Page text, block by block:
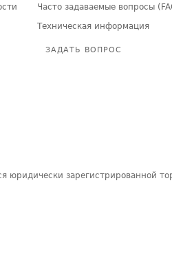
Часто задаваемые вопросы
Техническая информация
ЗАДАТЬ ВОПРОС
юридически зарегистрированной